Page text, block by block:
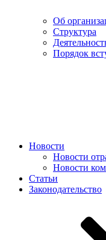
Об
Структура
Порядок
Новости
Новости
Новости
Статьи
Законодательство